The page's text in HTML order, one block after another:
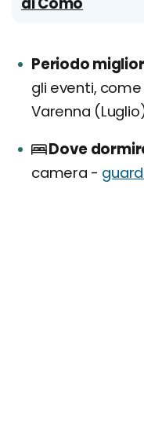
Periodo
gli eventi,
Varenna
Dove
camera -